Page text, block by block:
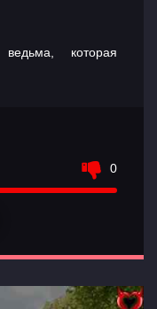
которая
0